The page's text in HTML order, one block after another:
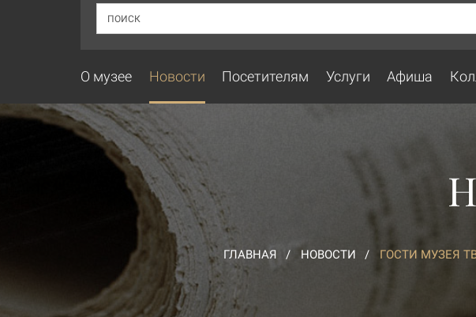
ПОИСК
О музее Новости Посетителям Услуги Афиша
ГЛАВНАЯ НОВОСТИ ГОСТИ МУЗЕЯ